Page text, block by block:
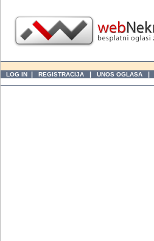
LOG IN | REGISTRACIJA | UNOS OGLASA |